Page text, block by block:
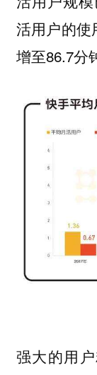
活用户的使
增至86.7分
强大的用